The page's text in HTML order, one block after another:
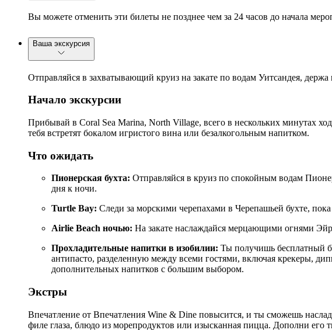
Вы можете отменить эти билеты не позднее чем за 24 часов до начала
Ваша экскурсия
Отправляйся в захватывающий круиз на закате по водам Уитсандея,
Начало экскурсии
Прибывай в Coral Sea Marina, North Village, всего в нескольких минутах
тебя встретят бокалом игристого вина или безалкогольным напитком.
Что ожидать
Пионерская бухта: Отправляйся в круиз по спокойным водам
дня к ночи.
Turtle Bay: Следи за морскими черепахами в Черепашьей бухте,
Airlie Beach ночью: На закате наслаждайся мерцающими огнями
Прохладительные напитки в изобилии: Ты получишь бесплатный
антипасто, разделенную между всеми гостями, включая крекеры,
дополнительных напитков с большим выбором.
Экстры
Впечатление от Впечатления Wine & Dine повысится, и ты сможешь
филе глаза, блюдо из морепродуктов или изысканная пицца. Дополни его